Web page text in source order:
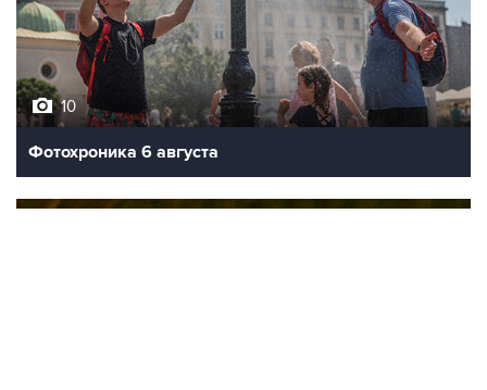
10
Фотохроника 6 августа